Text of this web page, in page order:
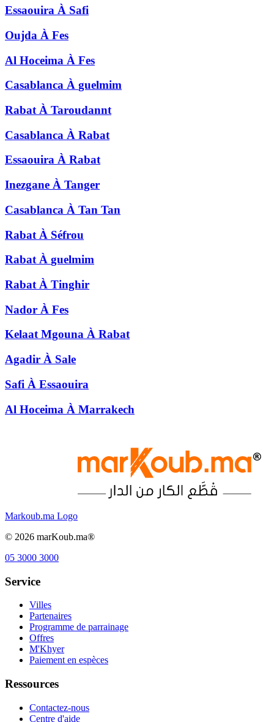
Essaouira À Safi
Oujda À Fes
Al Hoceima À Fes
Casablanca À guelmim
Rabat À Taroudannt
Casablanca À Rabat
Essaouira À Rabat
Inezgane À Tanger
Casablanca À Tan Tan
Rabat À Séfrou
Rabat À guelmim
Rabat À Tinghir
Nador À Fes
Kelaat Mgouna À Rabat
Agadir À Sale
Safi À Essaouira
Al Hoceima À Marrakech
Markoub.ma Logo
© 2026 marKoub.ma®
05 3000 3000
Service
Villes
Partenaires
Programme de parrainage
Offres
M'Khyer
Paiement en espèces
Ressources
Contactez-nous
Centre d'aide